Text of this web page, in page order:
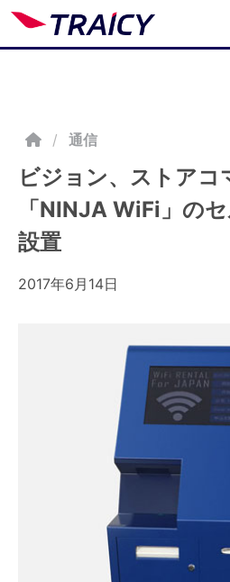
/ 通信
ビジョン、ストアコ
「NINJA WiFi」の
設置
2017年6月14日